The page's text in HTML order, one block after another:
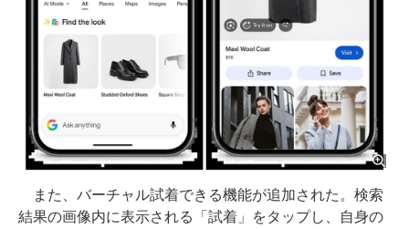
また、バーチャル試着できる機能が追加された。検索
結果の画像内に表示される「試着」をタップし、自身の